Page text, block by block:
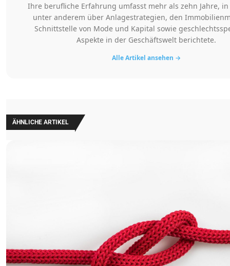
Ihre berufliche Erfahrung umfasst mehr als zehn Jahre,
unter anderem über Anlagestrategien, den
Schnittstelle von Mode und Kapital sowie
Aspekte in der Geschäftswelt berichtete.
Alle Artikel ansehen →
ÄHNLICHE ARTIKEL